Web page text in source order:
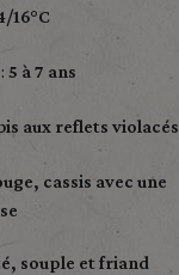
16°C
5 à 7 ans
aux reflets violacés
cassis avec une
souple et friand